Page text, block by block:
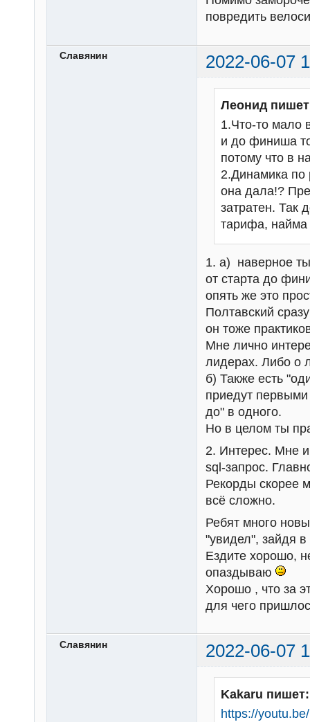
повредить
Славянин 2022-06-07
Леонид
1.Что-то мало
и до финиша
потому что в
2.Динамика по
она дала!?
затратен. Так
тарифа, найма
1. а) наверное ты
от старта до
опять же это
Полтавский
он тоже
Мне лично
лидерах. Либо о
б) Также есть
приедут
до" в одного.
Но в целом ты
2. Интерес. Мне
sql-запрос.
Рекорды скорее
всё сложно.
Ребят много
"увидел", зайдя в
Ездите хорошо,
опаздываю
Хорошо , что за
для чего
Славянин 2022-06-07
Kakaru пишет:
https://